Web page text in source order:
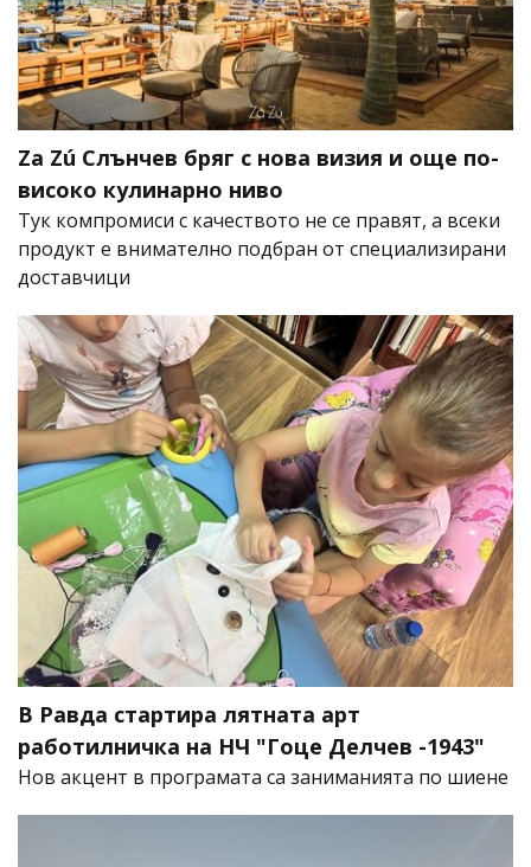
Za Zú Слънчев бряг с нова визия и още по-
високо кулинарно ниво
Тук компромиси с качеството не се правят, а всеки
продукт е внимателно подбран от специализирани
доставчици
В Равда стартира лятната арт
работилничка на НЧ "Гоце Делчев -1943"
Нов акцент в програмата са заниманията по шиене